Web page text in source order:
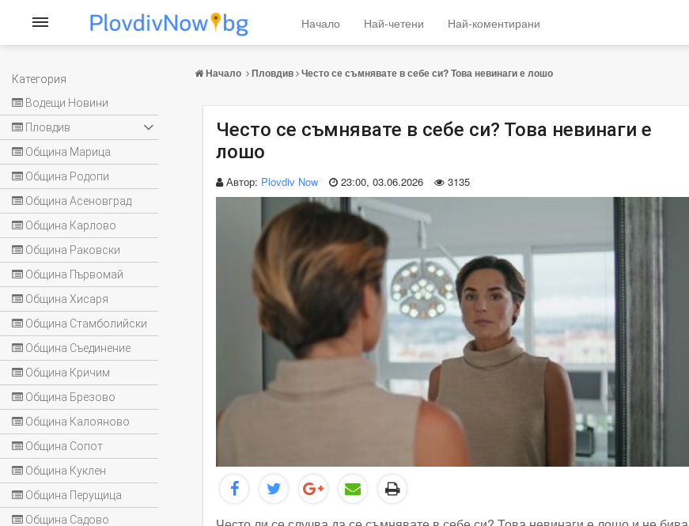
Категория
Водещи Новини
Пловдив
Община Марица
Община Родопи
Община Асеновград
Община Карлово
Община Раковски
Община Първомай
Община Хисаря
Община Стамболийски
Община Съединение
Община Кричим
Община Брезово
Община Калояново
Община Сопот
Община Куклен
Община Перущица
Община Садово
Начало Най-четени Най-коментирани
Начало Пловдив Често се съмнявате в себе си? Това невинаги е лошо
Често се съмнявате в себе си? Това невинаги е
лошо
Автор: Plovdiv Now 23:00, 03.06.2026 3135